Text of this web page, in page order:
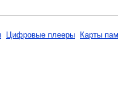
Цифровые плееры Карты